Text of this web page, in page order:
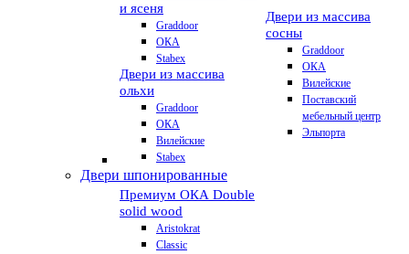
и ясеня
Graddoor
ОКА
Stabex
Двери из массива
ольхи
Graddoor
ОКА
Вилейские
Stabex
Двери из массива
сосны
Graddoor
ОКА
Вилейские
Поставский
мебельный центр
Эльпорта
Двери шпонированные
Премиум ОКА Double
solid wood
Aristokrat
Classic